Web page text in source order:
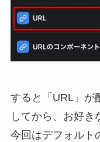
すると「URL」が
してから、お好
今回はデフォルト